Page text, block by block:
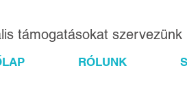
támogatásokat
RÓLUNK